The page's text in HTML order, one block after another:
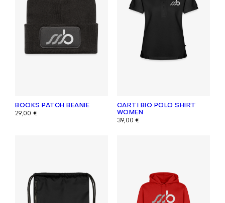
BOOKS PATCH BEANIE
29,00 €
CARTI BIO POLO SHIRT
WOMEN
39,00€